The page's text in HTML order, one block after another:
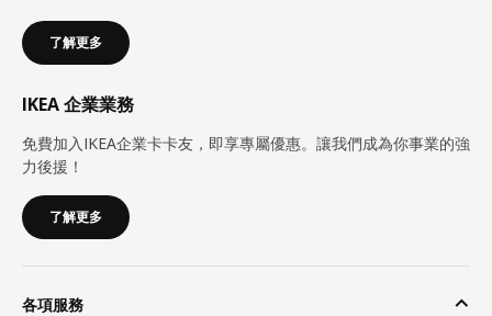
了解更多
IKEA 企業業務
免費加入IKEA企業卡卡友，即享專屬優惠。讓我們成為你事業的強
力後援！
了解更多
各項服務